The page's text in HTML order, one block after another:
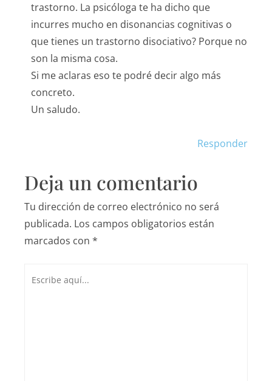
trastorno. La psicóloga te ha dicho que
incurres mucho en disonancias cognitivas o
que tienes un trastorno disociativo? Porque no
son la misma cosa.
Si me aclaras eso te podré decir algo más
concreto.
Un saludo.
Responder
Deja un comentario
Tu dirección de correo electrónico no será
publicada. Los campos obligatorios están
marcados con *